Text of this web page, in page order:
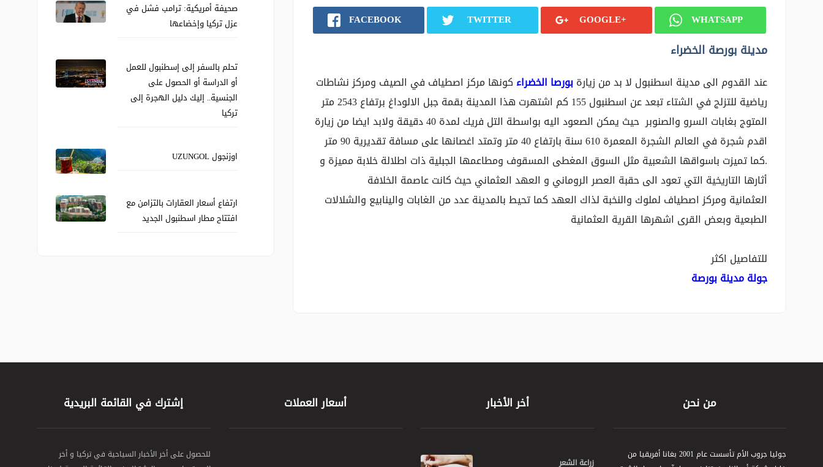
FACEBOOK TWITTER GOOGLE+ WHATSAPP
مدينة بورصة الخضراء
عند القدوم الى مدينة اسطنبول لا بد من زيارةبورصا الخضراء كونها مركز اصطياف في الصيف ومركز نشاطات
رياضية للتزلج في الشتاء تبعد عن اسطنبول 155 كم اشتهرت هذا المدينة بقمة جبل الالوداغ برتفاع 2543 متر
المتوج بغابات السرو والصنوبر حيث يمكن الصعود اليه بواسطة التل فريك لمدة 40 دقيقة ولابد ايضا من زيارة
اقدم شجرة في العالم الشجرة المعمرة 610 سنة بارتفاع 40 متر وتمتد اغصانها على مسافة تقديرية 90 متر
.كما تميزت باسواقها الشعبية مثل السوق المغطى المسقوف ومطاعمها الجبلية ذات اطلالة خلابة مميزة و
أثارها التاريخية التي تعود الى حقبة العصر الروماني و العهد العثماني حيث كانت عاصمة الخلافة
العثمانية ومركز اصطياف لملوك والنخبة لذاك العهد كما تحيط بالمدينة عدد من الغابات والينابيع والشلالات
الطبعية وبعض القرى اشهرها القرية العثمانية
للتفاصيل اكثر
جولة مدينة بورصة
صحيفة أمريكية: ترامب فشل في
عزل تركيا وإخضاعها
تحلم بالسفر إلى إسطنبول للعمل
أو الدراسة أو الحصول على
الجنسية.. إليك دليل الهجرة إلى
تركيا
اوزنجول UZUNGOL
ارتفاع أسعار العقارات بالتزامن مع
افتتاح مطار اسطنبول الجديد
من نحن
جوليا جروب الأم تأسست عام 2001 بغانا أفريقيا من
أخر الأخبار
زراعة الشعر
أسعار العملات إشترك في القائمة البريدية
للحصول على أخر الأخبار السياحية في تركيا و أخر